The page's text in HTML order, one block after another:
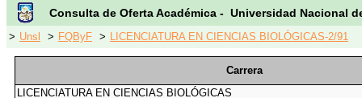
Consulta de Oferta Académica - Universidad Nacional
> Unsl > FQByF > LICENCIATURA EN CIENCIAS BIOLÓGICAS-2/91
Carrera
LICENCIATURA EN CIENCIAS BIOLÓGICAS